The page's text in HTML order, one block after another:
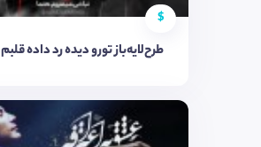
$
طرح‌لایه‌باز تورو دیده رد داده قلبم